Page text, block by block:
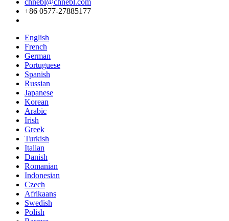
+86 0577-27885177
English
French
German
Portuguese
Spanish
Russian
Japanese
Korean
Arabic
Irish
Greek
Turkish
Italian
Danish
Romanian
Indonesian
Czech
Afrikaans
Swedish
Polish